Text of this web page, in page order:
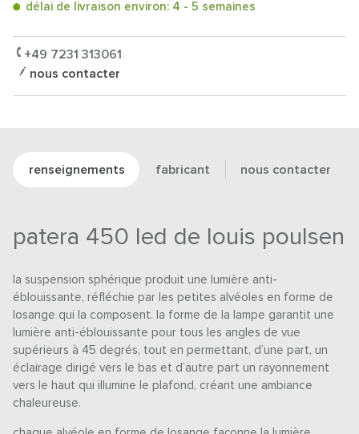
délai de livraison environ: 4 - 5 semaines
+49 7231 313061
nous contacter
renseignements fabricant nous contacter
patera 450 led de louis poulsen
la suspension sphérique produit une lumière anti-
éblouissante, réfléchie par les petites alvéoles en forme de
losange qui la composent. la forme de la lampe garantit une
lumière anti-éblouissante pour tous les angles de vue
supérieurs à 45 degrés, tout en permettant, d’une part, un
éclairage dirigé vers le bas et d’autre part un rayonnement
vers le haut qui illumine le plafond, créant une ambiance
chaleureuse.